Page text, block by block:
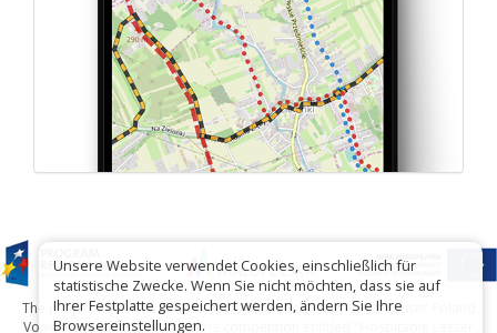
The project has been carried out with financial support of Lesser Poland
Voivodship within tourist offers competition entitled "Hospitable Lesser
Unsere Website verwendet Cookies, einschließlich für
statistische Zwecke. Wenn Sie nicht möchten, dass sie auf
Ihrer Festplatte gespeichert werden, ändern Sie Ihre
Browsereinstellungen.